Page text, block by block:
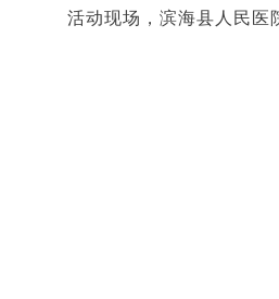
活动现场，滨海县人民医